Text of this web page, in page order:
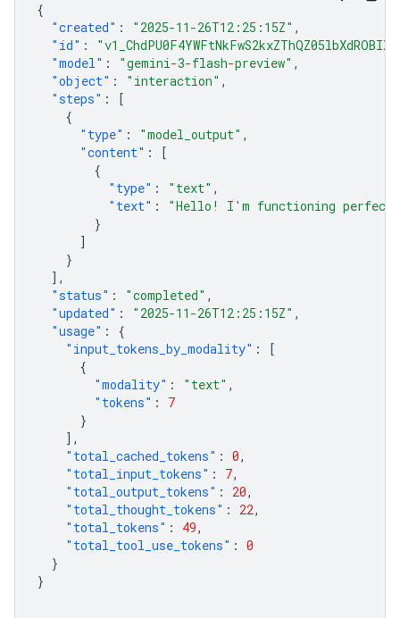
{
"created" : "2025-11-26T12:25:15Z" ,
"id" :
"model" : "gemini-3-flash-preview" ,
"object" : "interaction" ,
"steps" :
[
{
"type" : "model_output" ,
"content" :
[
{
"type" : "text" ,
"text" :
"Hello! I'm functioning
}
]
}
],
"status" : "completed" ,
"updated" : "2025-11-26T12:25:15Z" ,
"usage" :
{
"input_tokens_by_modality" :
[
{
"modality" : "text" ,
"tokens" :
7
}
],
"total_cached_tokens" : 0,
"total_input_tokens" : 7,
"total_output_tokens" : 20,
"total_thought_tokens" : 22,
"total_tokens" : 49,
"total_tool_use_tokens" : 0
}
}